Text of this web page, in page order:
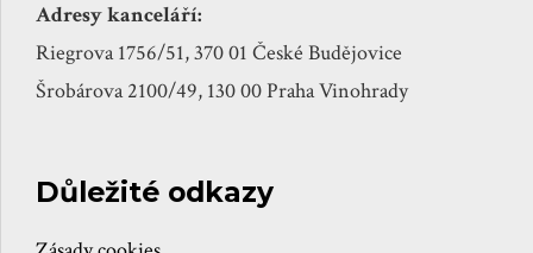
Adresy kanceláří:
Riegrova 1756/51, 370 01 České Budějovice
Šrobárova 2100/49, 130 00 Praha Vinohrady
Důležité odkazy